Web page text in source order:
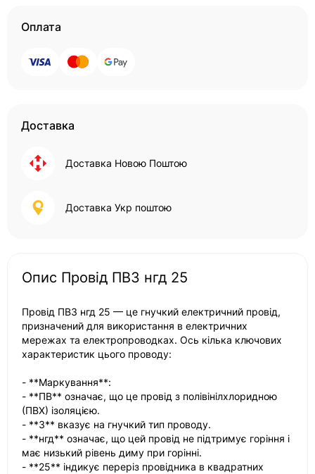
Оплата
Доставка
Доставка Новою Поштою
Доставка Укр поштою
Опис Провід ПВ3 нгд 25
Провід ПВ3 нгд 25 — це гнучкий електричний провід,
призначений для використання в електричних
мережах та електропроводках. Ось кілька ключових
характеристик цього проводу:
- **Маркування**:
- **ПВ** означає, що це провід з полівінілхлоридною
(ПВХ) ізоляцією.
- **3** вказує на гнучкий тип проводу.
- **нгд** означає, що цей провід не підтримує горіння і
має низький рівень диму при горінні.
- **25** індикує переріз провідника в квадратних